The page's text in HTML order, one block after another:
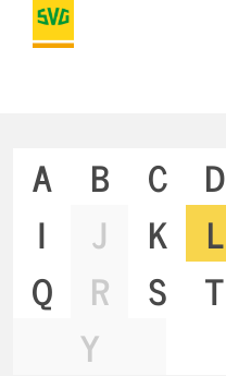
A B C D
I
J K L
Q
R S T
Y